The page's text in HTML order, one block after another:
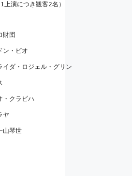
上演につき観客2名）
財団
ン・ビオ
ダ・ロジェル・グリン
・クラビハ
ヤ
山琴世